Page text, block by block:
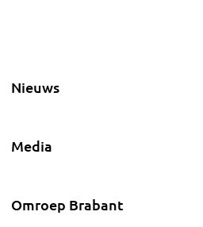
Nieuws
Media
Omroep Brabant